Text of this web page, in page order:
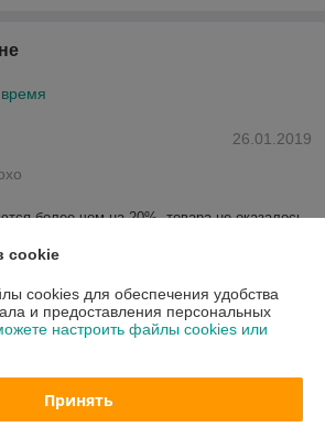
время
26.01.2019
более чем на 20%, товара не оказалось
16.01.2019
Ждать долго заказа не пришлось.
cookie
cookies для обеспечения удобства
и предоставления персональных
настроить файлы cookies или
Принять